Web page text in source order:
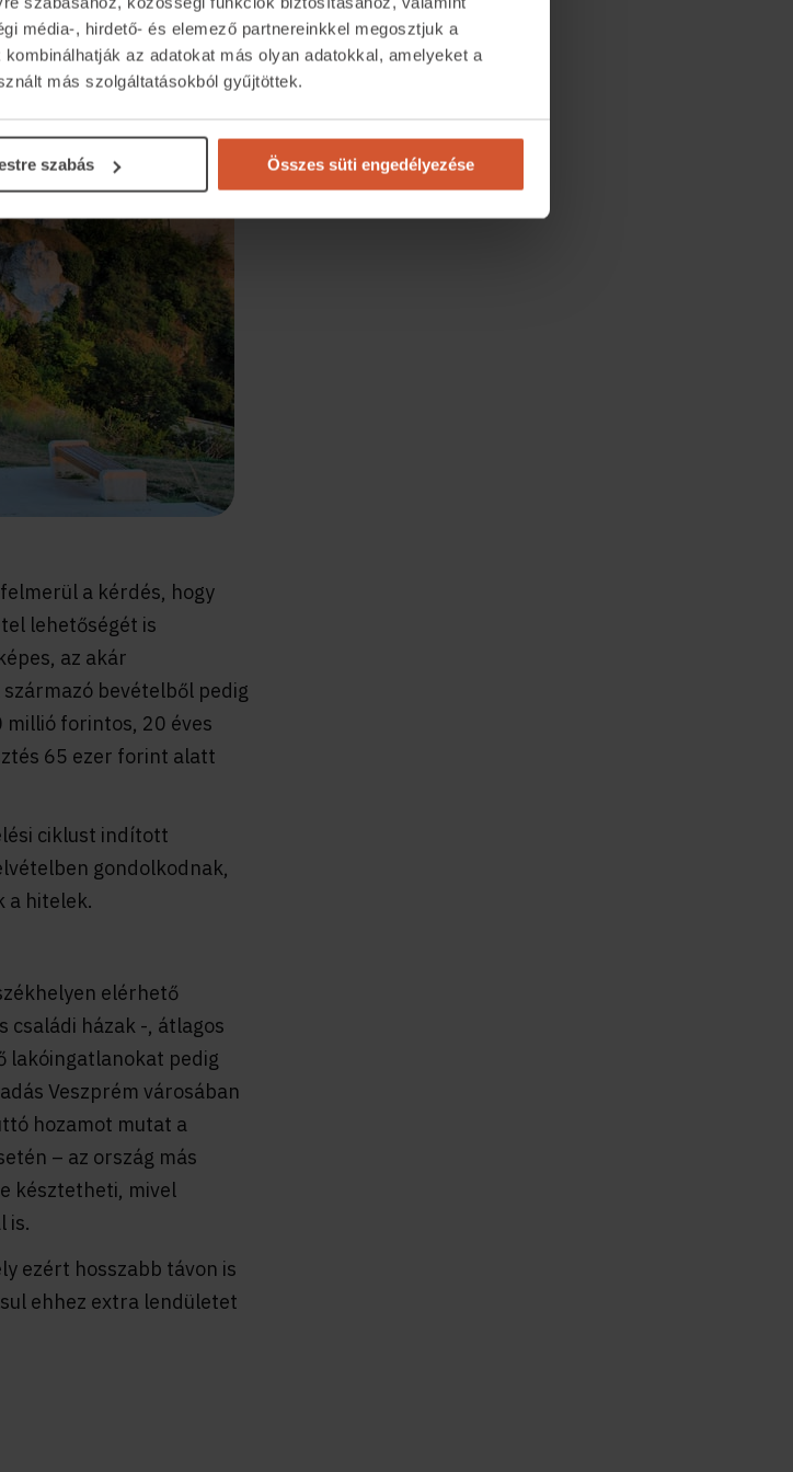
média-, hirdető- és elemező partnereinkkel megosztjuk a
az adatokat más olyan adatokkal, amelyeket a
más szolgáltatásokból gyűjtöttek.
szabás Összes süti engedélyezése
a kérdés, hogy
lehetőségét is
az akár
bevételből pedig
forintos, 20 éves
65 ezer forint alatt
ciklust indított
gondolkodnak,
a hitelek.
elérhető
családi házak -, átlagos
lakóingatlanokat pedig
Veszprém városában
hozamot mutat a
– az ország más
késztetheti, mivel
is.
ezért hosszabb távon is
ehhez extra lendületet